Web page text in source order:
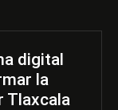
digital
la
Tlaxcala